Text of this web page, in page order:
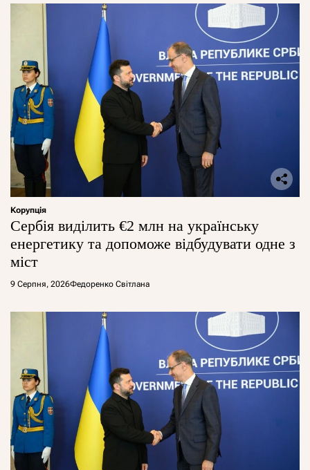
Корупція
Сербія виділить €2 млн на українську
енергетику та допоможе відбудувати одне з
міст
9 Серпня, 2026Федоренко Світлана